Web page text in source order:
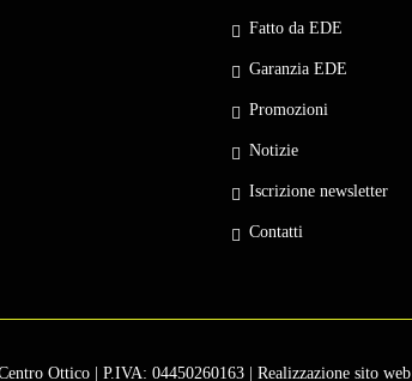
Fatto da EDE
Garanzia EDE
Promozioni
Notizie
Iscrizione newsletter
Contatti
Ottico | P.IVA: 04450260163 | Realizzazione sito web